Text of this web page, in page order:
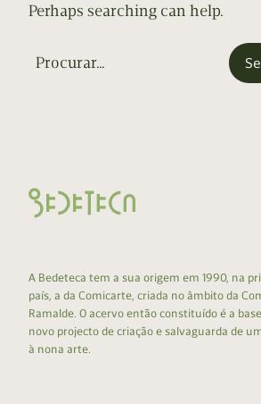
Perhaps searching can help.
A Bedeteca tem a sua origem em 1990, na
país, a da Comicarte, criada no âmbito da
Ramalde. O acervo então constituído é a
novo projecto de criação e salvaguarda de
à nona arte.